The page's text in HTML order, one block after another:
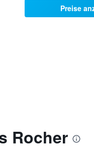
Preise
Rocher